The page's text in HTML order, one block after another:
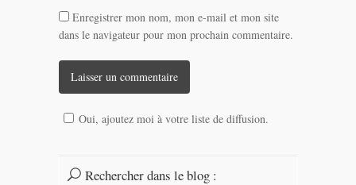
Enregistrer mon nom, mon e-mail et mon site
dans le navigateur pour mon prochain commentaire.
Oui, ajoutez moi à votre liste de diffusion.
Rechercher dans le blog :